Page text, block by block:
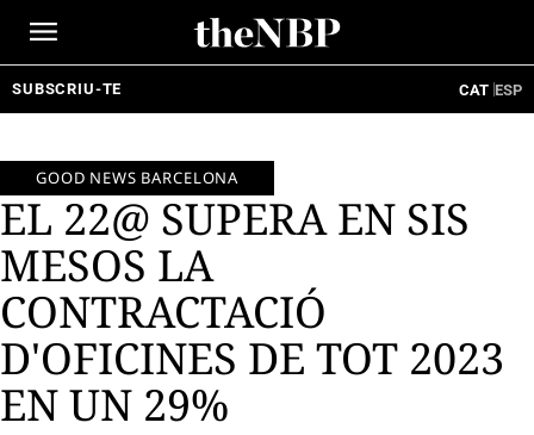
SUBSCRIU-TE CAT ESP
GOOD NEWS BARCELONA
EL 22@ SUPERA EN SIS
MESOS LA
CONTRACTACIÓ
D'OFICINES DE TOT 2023
EN UN 29%